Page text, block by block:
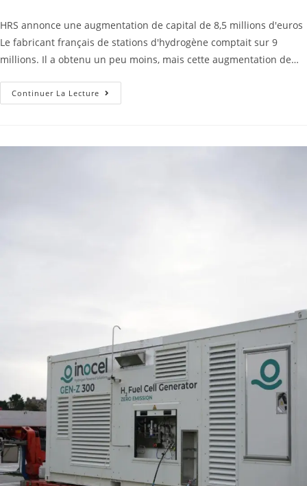
HRS annonce une augmentation de capital de 8,5 millions d'euros
Le fabricant français de stations d'hydrogène comptait sur 9
millions. Il a obtenu un peu moins, mais cette augmentation de…
Continuer La Lecture